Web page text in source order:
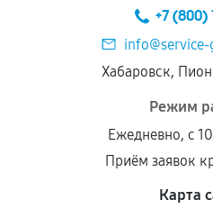
+7 (800)
Хабаровск,
Режим
Ежедневно, с
Приём заявок
Карта